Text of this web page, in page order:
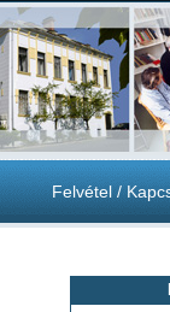
Felvétel /